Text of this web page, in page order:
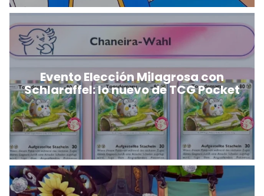
Evento Elección Milagrosa con
Schlaraffel: lo nuevo de TCG Pocket